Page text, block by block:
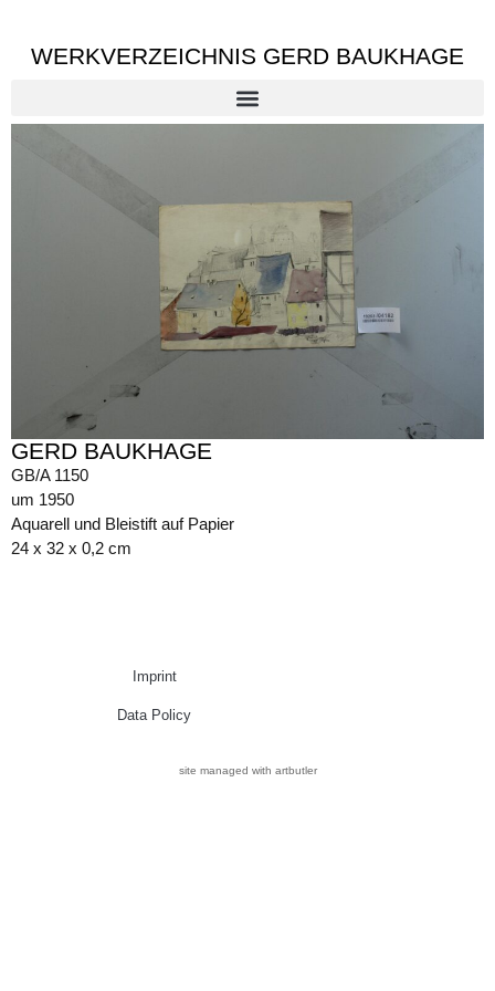
WERKVERZEICHNIS GERD BAUKHAGE
GERD BAUKHAGE
GB/A 1150
um 1950
Aquarell und Bleistift auf Papier
24 x 32 x 0,2 cm
Imprint
Data Policy
site managed with artbutler